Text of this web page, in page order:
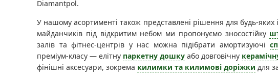
Diamantpol.
У нашому асортименті також представлені рішення для будь-
майданчиків під відкритим небом ми пропонуємо зносостійку
залів та фітнес-центрів у нас можна підібрати амортизуючі
преміум-класу — елітну паркетну дошку або довговічну
фінішні аксесуари, зокрема килимки та килимові доріжки для